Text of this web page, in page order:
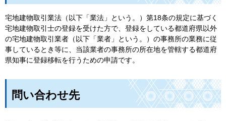
宅地建物取引業法（以下「業法」という。）第18条の規定に基づく
宅地建物取引士の登録を受けた方で、登録をしている都道府県以外
の宅地建物取引業者（以下「業者」という。）の事務所の業務に従
事しているとき等に、当該業者の事務所の所在地を管轄する都道府
県知事に登録移転を行うための申請です。
問い合わせ先